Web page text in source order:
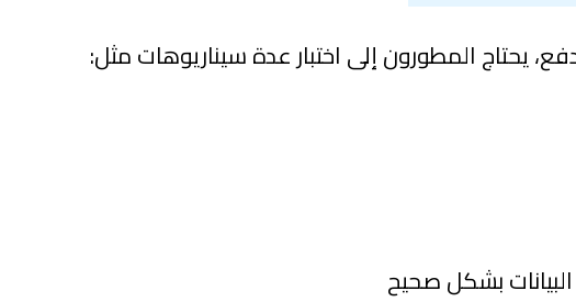
يحتاج المطورون إلى اختبار عدة سيناريوهات مثل:
بشكل صحيح